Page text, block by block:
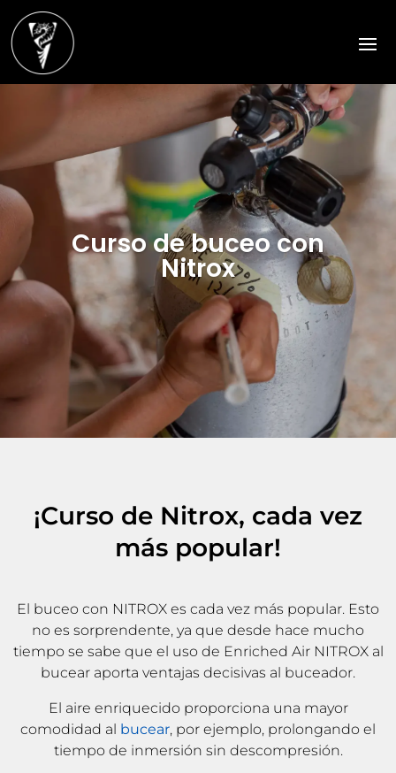
Curso de buceo con
Nitrox
¡Curso de Nitrox, cada vez
más popular!
El buceo con NITROX es cada vez más popular. Esto
no es sorprendente, ya que desde hace mucho
tiempo se sabe que el uso de Enriched Air NITROX al
bucear aporta ventajas decisivas al buceador.
El aire enriquecido proporciona una mayor
comodidad al bucear, por ejemplo, prolongando el
tiempo de inmersión sin descompresión.